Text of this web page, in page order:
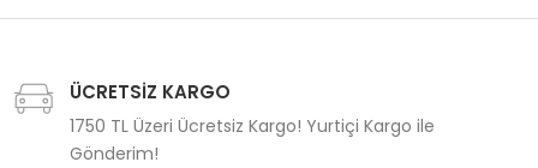
ÜCRETSİZ KARGO
1750 TL Üzeri Ücretsiz Kargo! Yurtiçi Kargo ile
Gönderim!